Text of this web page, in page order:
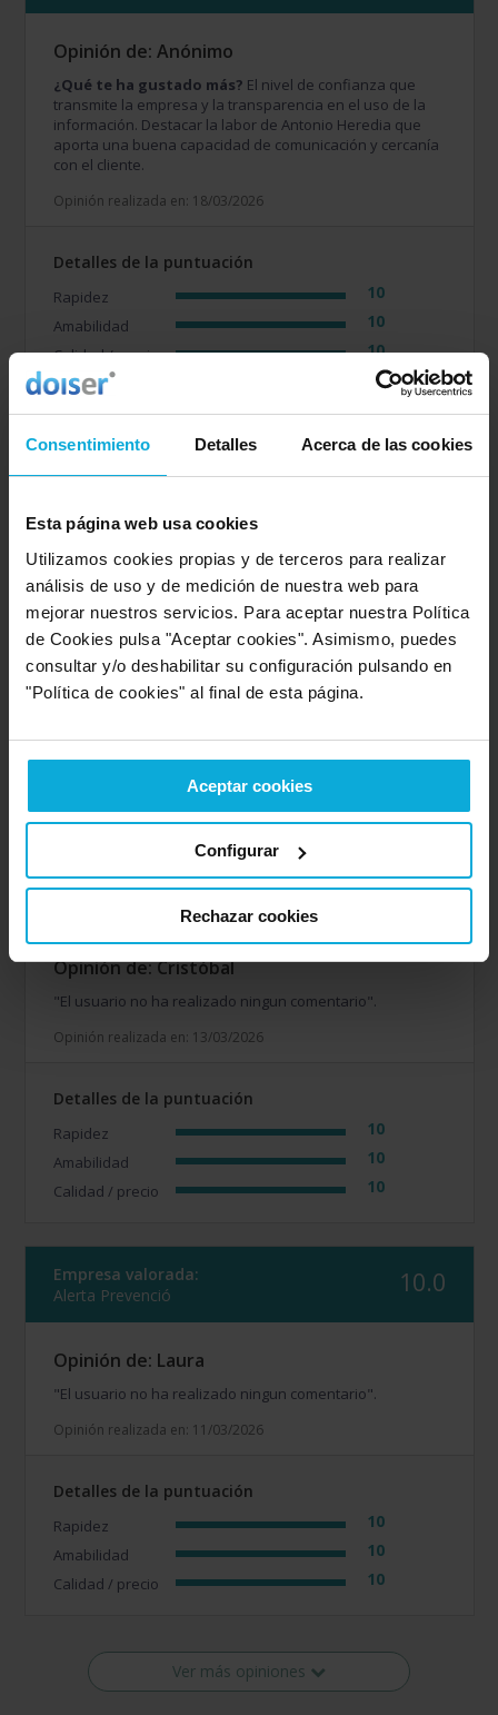
Consentimiento Detalles Acerca de las cookies
Esta página web usa cookies
Utilizamos cookies propias y de terceros para realizar
análisis de uso y de medición de nuestra web para
mejorar nuestros servicios. Para aceptar nuestra Política
de Cookies pulsa "Aceptar cookies". Asimismo, puedes
consultar y/o deshabilitar su configuración pulsando en
"Política de cookies" al final de esta página.
Aceptar cookies
Configurar
Rechazar cookies
Opinión de: Anónimo
¿Qué te ha gustado más? El nivel de confianza que
transmite la empresa y la transparencia en el uso de la
información. Destacar la labor de Antonio Heredia que
aporta una buena capacidad de comunicación y cercanía
con el cliente.
Opinión realizada en: 18/03/2026
Detalles de la puntuación
Rapidez 10
Amabilidad 10
Calidad / precio 10
Servicio 10
7.3
Opinión de: José
"El usuario no ha realizado ningun comentario".
Opinión realizada en: 18/03/2026
Valoración realizada sobre esta oferta
Rapidez 6
8
Empresa valorada:
10.0
Opinión de: Cristóbal
"El usuario no ha realizado ningun comentario".
Opinión realizada en: 13/03/2026
Detalles de la puntuación
Rapidez 10
Amabilidad 10
Calidad / precio 10
Empresa valorada:
Alerta Prevenció
10.0
Opinión de: Laura
"El usuario no ha realizado ningun comentario".
Opinión realizada en: 11/03/2026
Detalles de la puntuación
Rapidez 10
Amabilidad 10
Calidad / precio 10
Ver más opiniones